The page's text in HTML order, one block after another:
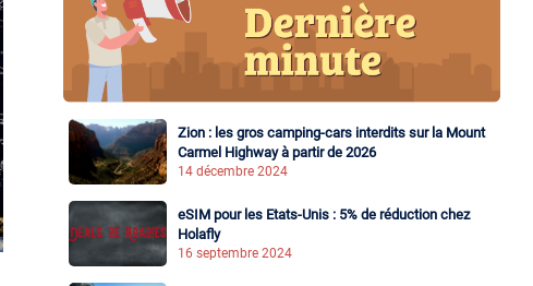
Zion : les gros camping-cars interdits sur la Mount
Carmel Highway à partir de 2026
14 décembre 2024
eSIM pour les Etats-Unis : 5% de réduction chez
Holafly
16 septembre 2024